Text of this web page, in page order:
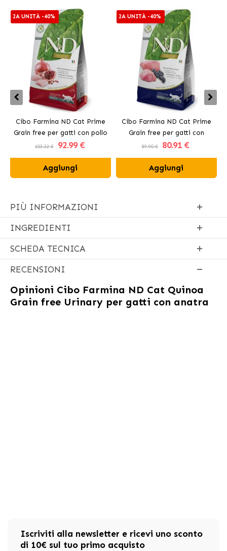
2A UNITÀ -40%
Cibo Farmina ND Cat Prime
Grain free per gatti con pollo
103.32 € 92.99 €
Aggiungi
2A UNITÀ -40%
Cibo Farmina ND Cat Prime
Grain free per gatti con
agnello
89.90 € 80.91 €
Aggiungi
PIÙ INFORMAZIONI
INGREDIENTI
SCHEDA TECNICA
RECENSIONI
Opinioni Cibo Farmina ND Cat Quinoa
Grain free Urinary per gatti con anatra
Iscriviti alla newsletter e ricevi uno sconto
di 10€ sul tuo primo acquisto